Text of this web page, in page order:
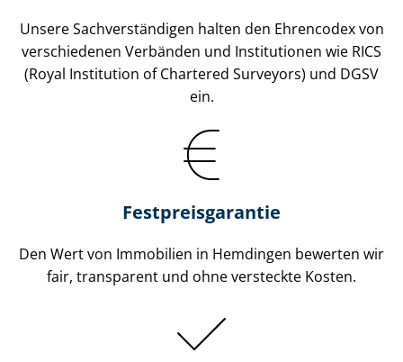
Unsere Sach­ver­stän­di­gen halten den Ehrencodex von
verschiedenen Verbänden und Institutionen wie RICS
(Royal Institution of Chartered Surveyors) und DGSV
ein.
Festpreis​garantie
Den Wert von Immobilien in Hemdingen bewerten wir
fair, transparent und ohne versteckte Kosten.